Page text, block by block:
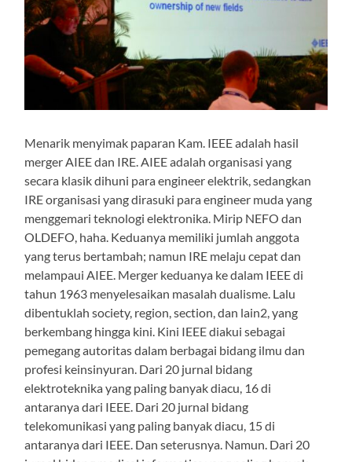
Menarik menyimak paparan Kam. IEEE adalah hasil
merger AIEE dan IRE. AIEE adalah organisasi yang
secara klasik dihuni para engineer elektrik, sedangkan
IRE organisasi yang dirasuki para engineer muda yang
menggemari teknologi elektronika. Mirip NEFO dan
OLDEFO, haha. Keduanya memiliki jumlah anggota
yang terus bertambah; namun IRE melaju cepat dan
melampaui AIEE. Merger keduanya ke dalam IEEE di
tahun 1963 menyelesaikan masalah dualisme. Lalu
dibentuklah society, region, section, dan lain2, yang
berkembang hingga kini. Kini IEEE diakui sebagai
pemegang autoritas dalam berbagai bidang ilmu dan
profesi keinsinyuran. Dari 20 jurnal bidang
elektroteknika yang paling banyak diacu, 16 di
antaranya dari IEEE. Dari 20 jurnal bidang
telekomunikasi yang paling banyak diacu, 15 di
antaranya dari IEEE. Dan seterusnya. Namun. Dari 20